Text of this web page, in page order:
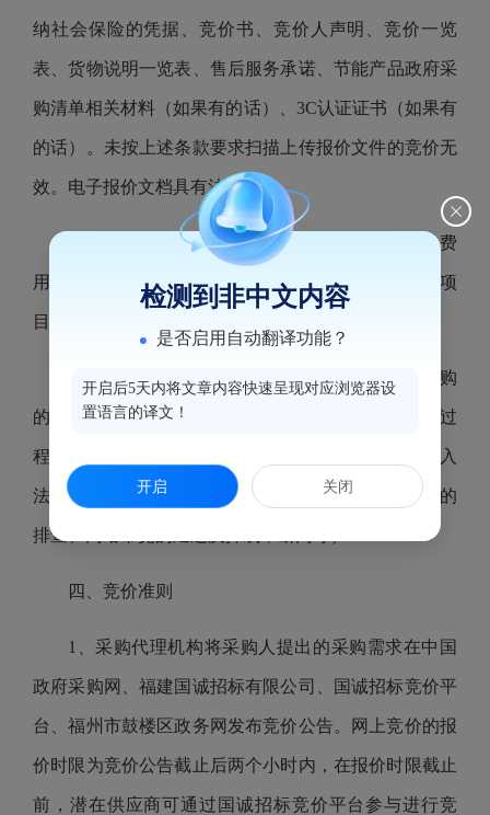
纳社会保险的凭据、竞价书、 竞价 人声明、竞价一览
表、货物说明一览表、售后服务承诺、 节能产品政府采
购清单相关材料 （如果有的话） 3C认证证书（如果有
的话）。 未按上述条款要求扫描上传报价文件的竞价无
效。 电子报价文档具有法律效力。
5、报价人自行承担所有参与报价的全部相关费
用，本项目若无三个(含)以上竞价人参与竞价的，本项
目将做流标处理。
6、报价人应 详细阅读关于本次网上竞价项目采购
的竞价公告内容， 自行承担 ，在整个竞价过程及操作过
程（计算机及其操作系统的使用， IE浏览器升级，输入
法安装调试，控件插件的安装，杀毒软件、木马病毒的
排查、网络带宽的延迟及掉线，断网等）
四 、竞价准则
1、采购代理机构将采购 人 提出的采购需求在中国
政府采购网、福建国诚招标有限公司、国诚招标竞价平
台、福州市鼓楼区政务网发布竞价公告。网上竞价的报
价时限为竞价公告截止后两个小时内，在报价时限截止
前，潜在供应商可通过 国诚招标竞价平台参与进行竞
检测到非中文内容
是否启用自动翻译功能？
开启后5天内将文章内容快速呈现对应浏览器设
置语言的译文！
开启 关闭